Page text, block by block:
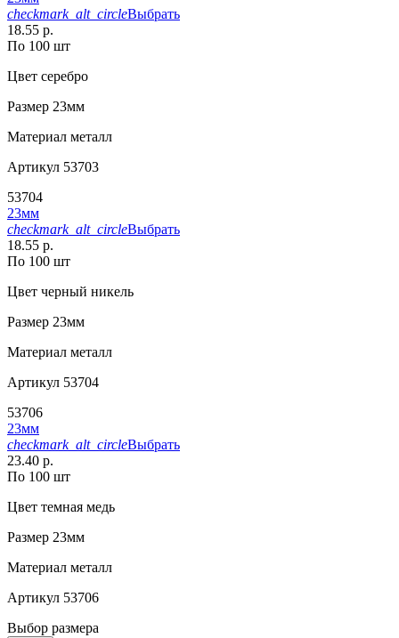
checkmark_alt_circleВыбрать
18.55 р.
По 100 шт
Цвет серебро
Размер 23мм
Материал металл
Артикул 53703
53704
23мм
checkmark_alt_circleВыбрать
18.55 р.
По 100 шт
Цвет черный никель
Размер 23мм
Материал металл
Артикул 53704
53706
23мм
checkmark_alt_circleВыбрать
23.40 р.
По 100 шт
Цвет темная медь
Размер 23мм
Материал металл
Артикул 53706
Выбор размера